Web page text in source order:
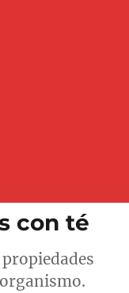
con té